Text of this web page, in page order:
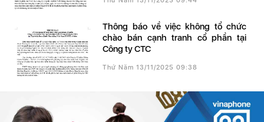
Thông báo về việc không tổ chức
chào bán cạnh tranh cổ phần tại
Công ty CTC
Thứ Năm 13/11/2025 09:38